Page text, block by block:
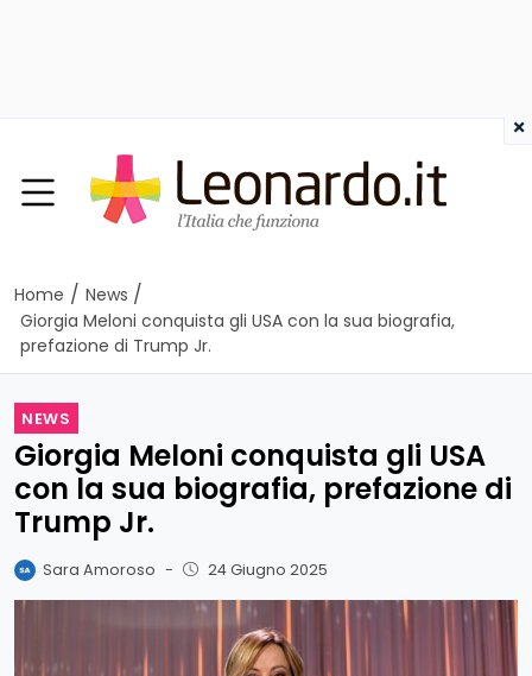
Home / News /
Giorgia Meloni conquista gli USA con la sua biografia,
prefazione di Trump Jr.
NEWS
Giorgia Meloni conquista gli USA
con la sua biografia, prefazione di
Trump Jr.
Sara Amoroso - 24 Giugno 2025
×